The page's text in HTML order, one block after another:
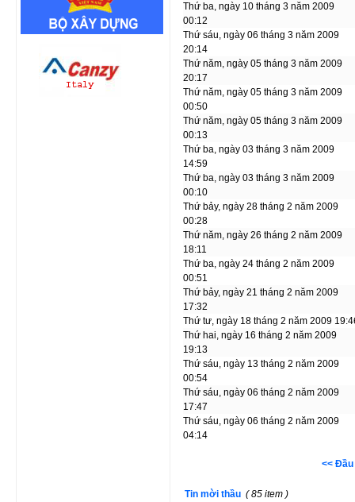
Thứ ba, ngày 10 tháng 3 năm 2009
00:12
Thứ sáu, ngày 06 tháng 3 năm 2009
20:14
Thứ năm, ngày 05 tháng 3 năm 2009
20:17
Thứ năm, ngày 05 tháng 3 năm 2009
00:50
Thứ năm, ngày 05 tháng 3 năm 2009
00:13
Thứ ba, ngày 03 tháng 3 năm 2009
14:59
Thứ ba, ngày 03 tháng 3 năm 2009
00:10
Thứ bảy, ngày 28 tháng 2 năm 2009
00:28
Thứ năm, ngày 26 tháng 2 năm 2009
18:11
Thứ ba, ngày 24 tháng 2 năm 2009
00:51
Thứ bảy, ngày 21 tháng 2 năm 2009
17:32
Thứ tư, ngày 18 tháng 2 năm 2009
Thứ hai, ngày 16 tháng 2 năm 2009
19:13
Thứ sáu, ngày 13 tháng 2 năm 2009
00:54
Thứ sáu, ngày 06 tháng 2 năm 2009
17:47
Thứ sáu, ngày 06 tháng 2 năm 2009
04:14
<< Đầu
Tin mời thầu ( 85 item )